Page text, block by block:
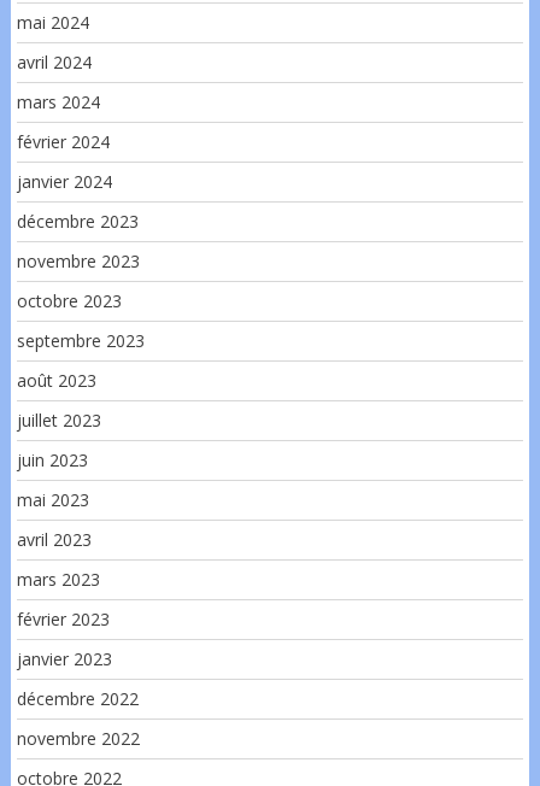
mai 2024
avril 2024
mars 2024
février 2024
janvier 2024
décembre 2023
novembre 2023
octobre 2023
septembre 2023
août 2023
juillet 2023
juin 2023
mai 2023
avril 2023
mars 2023
février 2023
janvier 2023
décembre 2022
novembre 2022
octobre 2022